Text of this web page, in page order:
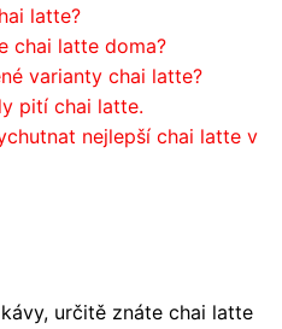
latte?
chai latte doma?
varianty chai latte?
pití chai latte.
nejlepší chai latte v
určitě znáte chai latte